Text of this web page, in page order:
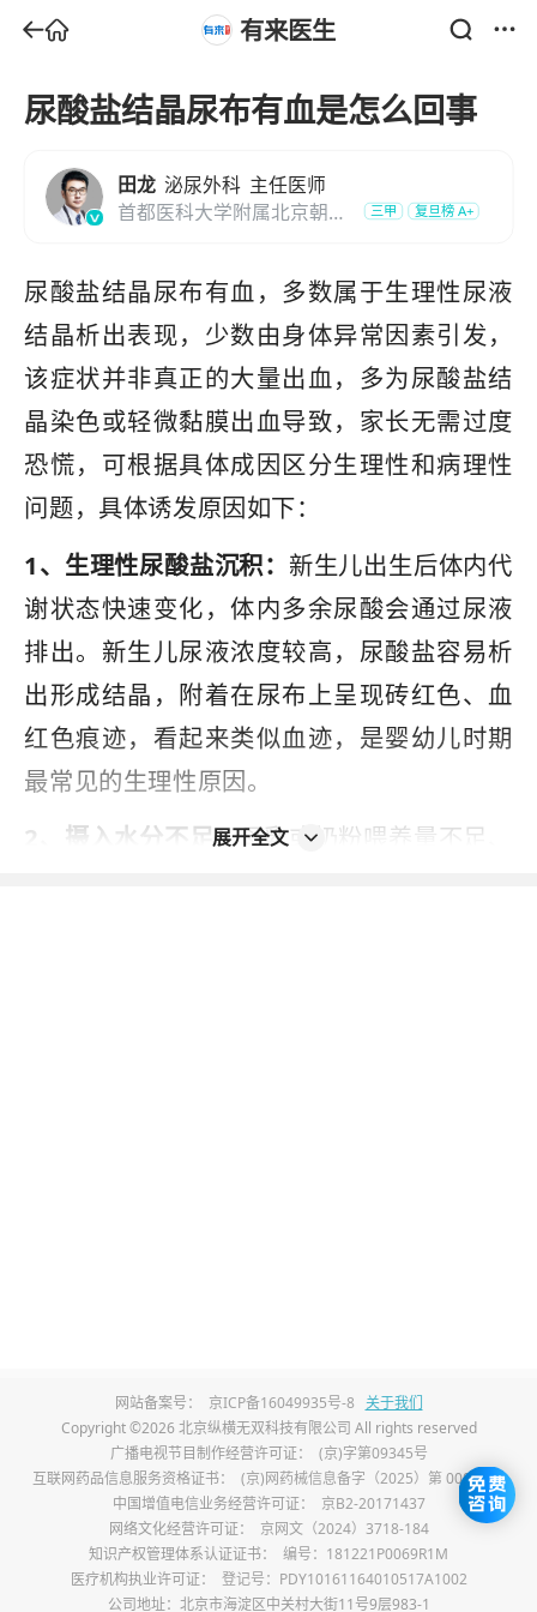
有来医生
尿酸盐结晶尿布有血是怎么回事
田龙 泌尿外科 主任医师
首都医科大学附属北京朝阳
三甲 复旦榜 A+
尿酸盐结晶尿布有血，多数属于生理性尿液
结晶析出表现，少数由身体异常因素引发，
该症状并非真正的大量出血，多为尿酸盐结
晶染色或轻微黏膜出血导致，家长无需过度
恐慌，可根据具体成因区分生理性和病理性
问题，具体诱发原因如下：
1、生理性尿酸盐沉积： 新生儿出生后体内代
谢状态快速变化，体内多余尿酸会通过尿液
排出。新生儿尿液浓度较高，尿酸盐容易析
出形成结晶，附着在尿布上呈现砖红色、血
红色痕迹，看起来类似血迹，是婴幼儿时期
最常见的生理性原因。
2、摄入水分不足：母乳或奶粉喂养量不足、
染。炎症会造成尿道黏膜破损出血，同时改
变尿液成分，促使结晶增多，出现结晶伴随
血尿的情况，可遵医嘱使用头孢克洛、阿莫
西林改善感染症状。
展开全文
网站备案号： 京ICP备16049935号-8 关于我们
Copyright ©2026 北京纵横无双科技有限公司 All rights reserved
广播电视节目制作经营许可证：
(京)字第09345号
互联网药品信息服务资格证书：
(京)网药械信息备字（2025）第 00017 号
中国增值电信业务经营许可证：
京B2-20171437
网络文化经营许可证：
京网文（2024）3718-184
知识产权管理体系认证证书：
编号：181221P0069R1M
医疗机构执业许可证：
登记号：PDY10161164010517A1002
公司地址：北京市海淀区中关村大街11号9层983-1